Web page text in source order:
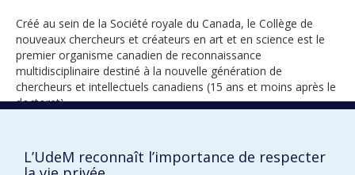
Créé au sein de la Société royale du Canada, le Collège de
nouveaux chercheurs et créateurs en art et en science est le
premier organisme canadien de reconnaissance
multidisciplinaire destiné à la nouvelle génération de
chercheurs et intellectuels canadiens (15 ans et moins après le
doctorat).
2017
L’UdeM reconnaît l’importance de respecter